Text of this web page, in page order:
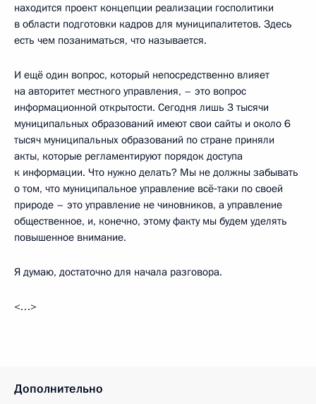
находится проект концепции реализации госполитики
в области подготовки кадров для муниципалитетов. Здесь
есть чем позаниматься, что называется.
И ещё один вопрос, который непосредственно влияет
на авторитет местного управления, – это вопрос
информационной открытости. Сегодня лишь 3 тысячи
муниципальных образований имеют свои сайты и около 6
тысяч муниципальных образований по стране приняли
акты, которые регламентируют порядок доступа
к информации. Что нужно делать? Мы не должны забывать
о том, что муниципальное управление всё‑таки по своей
природе – это управление не чиновников, а управление
общественное, и, конечно, этому факту мы будем уделять
повышенное внимание.
Я думаю, достаточно для начала разговора.
<…>
Дополнительно